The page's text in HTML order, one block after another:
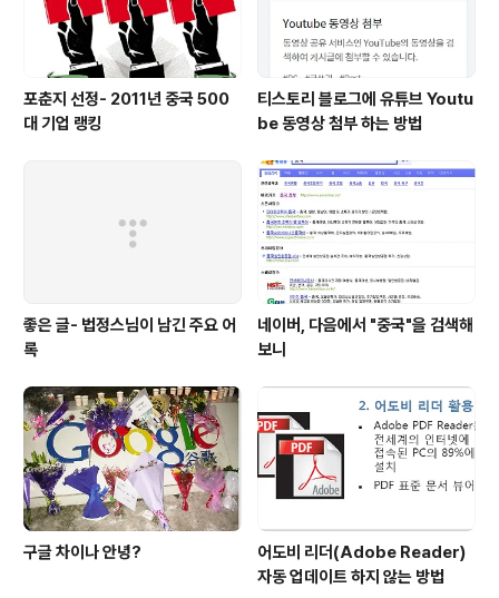
포춘지 선정- 2011년 중국 500
대 기업 랭킹
티스토리 블로그에 유튜브 Youtu
be 동영상 첨부 하는 방법
좋은 글- 법정스님이 남긴 주요 어
록
네이버, 다음에서 "중국"을 검색해
보니
구글 차이나 안녕?
어도비 리더(Adobe Reader)
자동 업데이트 하지 않는 방법